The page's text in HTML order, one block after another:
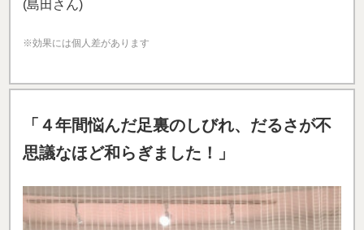
(島田さん)
※効果には個人差があります
「４年間悩んだ足裏のしびれ、だるさが不
思議なほど和らぎました！」